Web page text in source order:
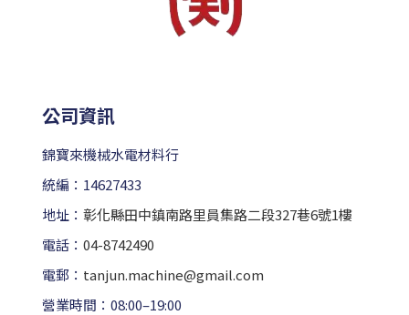
公司資訊
錦寶來機械水電材料行
統編：14627433
地址： 彰化縣田中鎮南路里員集路二段327巷6號1樓
電話： 04-8742490
電郵： tanjun.machine@gmail.com
營業時間：08:00–19:00